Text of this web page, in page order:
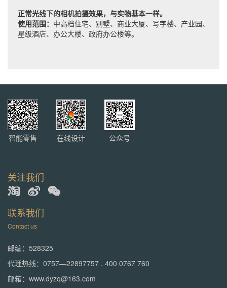
正常光线下的相机拍摄效果，与实物基本一样。
使用范围： 中高档住宅、别墅、商业大厦、写字楼、产业园、
星级酒店、办公大楼、政府办公楼等。
智能零售 在线设计 公众号
关注我们
联系我们
Contact us
邮编：528325
代理热线：0757—22897757 , 400 0767 760
邮箱：www.dyzq@163.com